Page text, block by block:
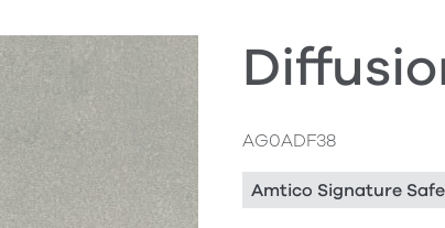
AG0ADF38
Amtico Signature